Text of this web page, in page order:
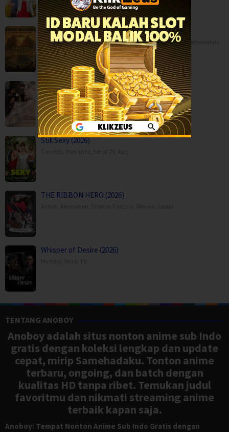
Danse Macabre (2026)
Animation,Horror,Movies,Music,War,Belgium,France,Netherlands
Moda Kavida Vaatavarana (2026)
Drama,Movies,Romance,Science Fiction,
Still Sexy (2026)
THE RIBBON HERO (2026)
Whisper of Desire (2026)
TENTANG ANOBOY
Anoboy adalah situs nonton anime sub Indo
gratis dengan koleksi lengkap dan update
cepat, mirip Samehadaku. Tonton anime
terbaru, ongoing, dan batch dengan
kualitas HD tanpa ribet. Temukan judul
favoritmu dan nikmati streaming anime
terbaik kapan saja.
Anoboy: Tempat Nonton Anime Sub Indo Gratis dengan